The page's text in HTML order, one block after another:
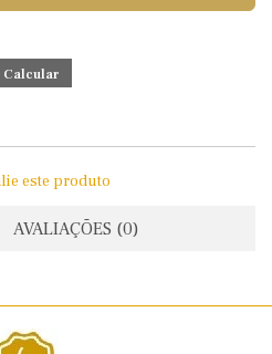
este produto
AVALIAÇÕES (0)